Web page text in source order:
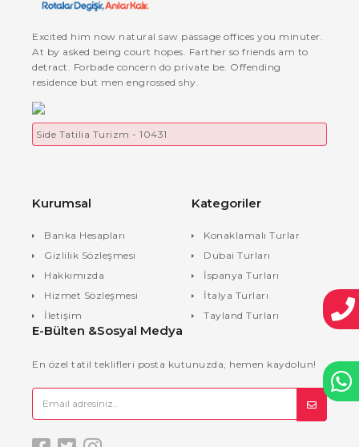
Excited him now natural saw passage offices you minuter.
At by asked being court hopes. Farther so friends am to
detract. Forbade concern do private be. Offending
residence but men engrossed shy.
Side Tatilia Turizm - 10431
Kurumsal
Banka Hesapları
Gizlilik Sözleşmesi
Hakkımızda
Hizmet Sözleşmesi
İletişim
Kategoriler
Konaklamalı Turlar
Dubai Turları
İspanya Turları
İtalya Turları
Tayland Turları
E-Bülten &Sosyal Medya
En özel tatil teklifleri posta kutunuzda, hemen kaydolun!